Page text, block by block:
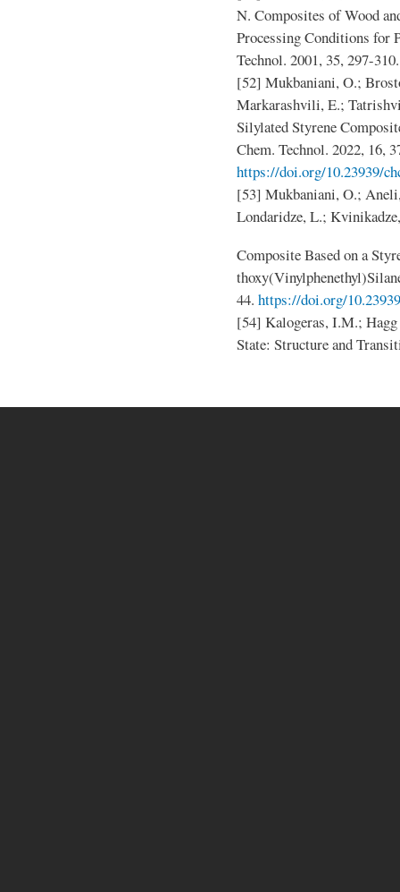
N. Composites of Wood
Processing Conditions for
Technol. 2001, 35, 297-
[52] Mukbaniani, O.;
Markarashvili, E.;
Silylated Styrene
Chem. Technol. 2022, 16,
https://doi.org/10.23939/
[53] Mukbaniani, O.;
Londaridze, L.;
Composite Based on a
44. https://doi.org/
[54] Kalogeras, I.M.;
State: Structure and